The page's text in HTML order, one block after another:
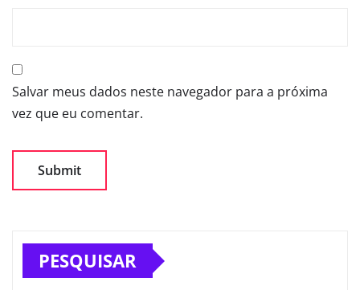
Salvar meus dados neste navegador para a próxima
vez que eu comentar.
PESQUISAR